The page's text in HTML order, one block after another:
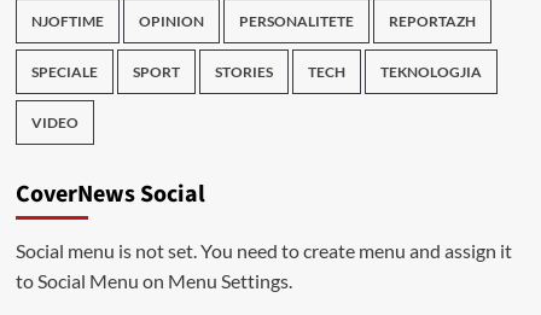
NJOFTIME OPINION PERSONALITETE REPORTAZH
SPECIALE SPORT STORIES TECH TEKNOLOGJIA
VIDEO
CoverNews Social
Social menu is not set. You need to create menu and assign it
to Social Menu on Menu Settings.